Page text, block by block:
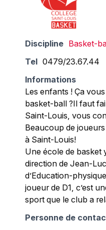
Discipline Basket-
Tel 0479/23.67.44
Informations
Les enfants ! Ça
basket-ball ?Il faut
Saint-Louis, vous
Beaucoup de
à Saint-Louis!
Une école de basket
direction de Jean-
d’Education-
joueur de D1, c’est
sport que le club a
Personne de